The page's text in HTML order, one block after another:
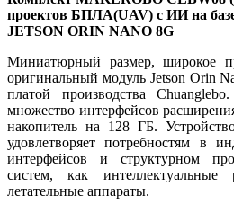
проектов БПЛА(UAV) с ИИ на
JETSON ORIN NANO 8G
Миниатюрный размер, широкое
оригинальный модуль Jetson Orin
платой производства
множество интерфейсов
накопитель на 128 ГБ.
удовлетворяет потребностям в
интерфейсов и структурном
систем, как
летательные аппараты.